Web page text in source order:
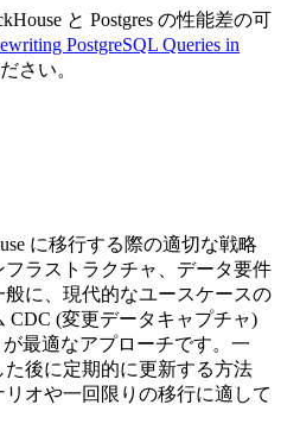
と Postgres の性能差の可
PostgreSQL Queries in
さい。
に移行する際の適切な戦略
ラストラクチャ、データ要件
に、現代的なユースケースの
CDC (変更データキャプチャ)
最適なアプローチです。一
後に定期的に更新する方法
オや一回限りの移行に適して